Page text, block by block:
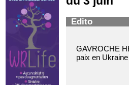
Edito
GAVROCHE
paix en